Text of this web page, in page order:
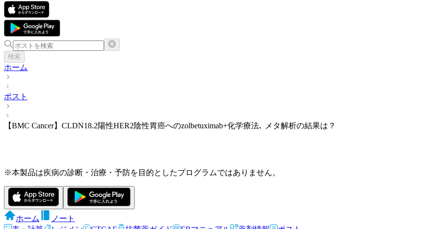
検索
ホーム
ポスト
【BMC Cancer】CLDN18.2陽性HER2陰性胃癌へのzolbetuximab+化学療法､ メタ解析の結果は？
※本製品は疾病の診断・治療・予防を目的としたプログラムではありません。
ホーム
ノート